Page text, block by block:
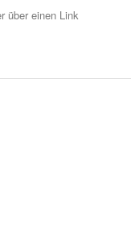
über einen Link